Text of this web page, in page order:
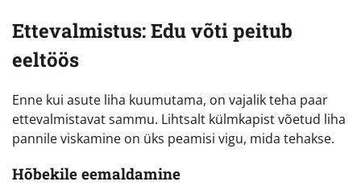
Ettevalmistus: Edu võti peitub
eeltöös
Enne kui asute liha kuumutama, on vajalik teha paar
ettevalmistavat sammu. Lihtsalt külmkapist võetud liha
pannile viskamine on üks peamisi vigu, mida tehakse.
Hõbekile eemaldamine